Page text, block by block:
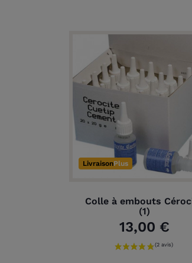
LivraisonPlus
Colle à embouts
(1)
13,00 €